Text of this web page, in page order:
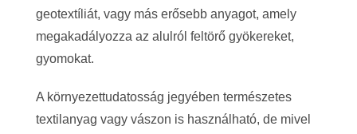
geotextíliát, vagy más erősebb anyagot, amely
megakadályozza az alulról feltörő gyökereket,
gyomokat.
A környezettudatosság jegyében természetes
textilanyag vagy vászon is használható, de mivel